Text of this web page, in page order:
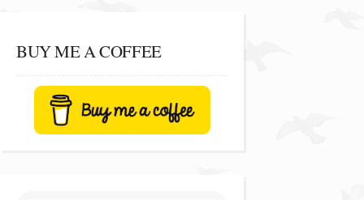
BUY ME A COFFEE